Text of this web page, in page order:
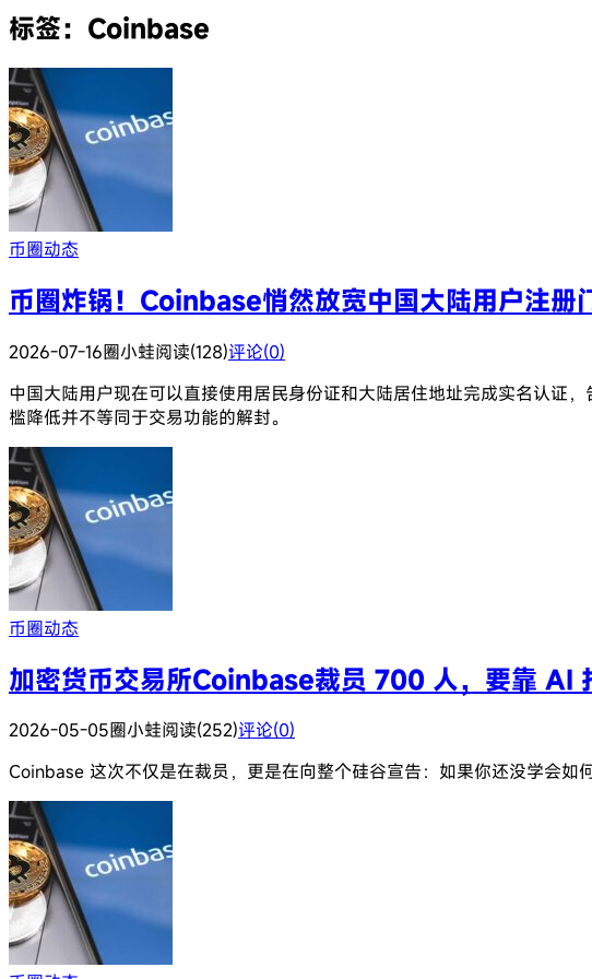
标签：Coinbase
币圈动态
币圈炸锅！Coinbase悄然放宽中国大陆用户注册
2026-07-16圈小蛙阅读(128)评论(0)
中国大陆用户现在可以直接使用居民身份证和大陆居住地址完成实名认证
槛降低并不等同于交易功能的解封。
币圈动态
加密货币交易所Coinbase裁员 700 人，要靠 AI
2026-05-05圈小蛙阅读(252)评论(0)
Coinbase 这次不仅是在裁员，更是在向整个硅谷宣告：如果你还没学会如